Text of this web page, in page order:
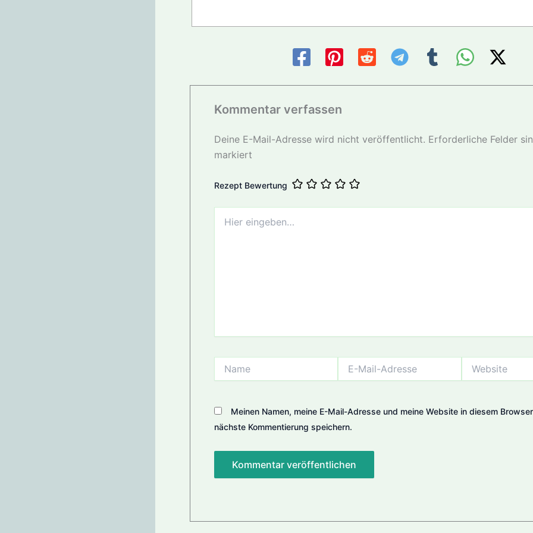
Kommentar verfassen
Deine E-Mail-Adresse wird nicht veröffentlicht. Erforderliche Felder
markiert
Rezept Bewertung
eingeben…
Mail-
Meinen Namen, meine E-Mail-Adresse und meine Website in diesem
nächste Kommentierung speichern.